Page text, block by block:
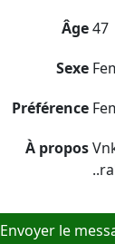
Âge47
Sexe
Préférence
À propos
Envoyer le